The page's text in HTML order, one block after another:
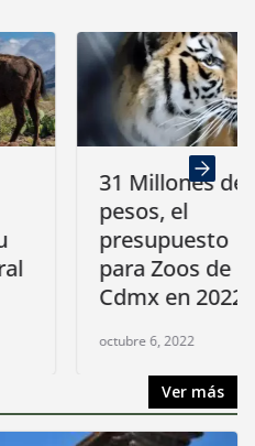
31 Millones de
pesos, el
presupuesto
para Zoos de
Cdmx en 2022
octubre 6, 2022
Ver más